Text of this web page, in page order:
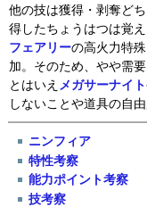
他の技は獲得・剥奪ど
得したちょうはつは覚
フェアリーの高火力特
加。そのため、やや需要
とはいえ メガサーナイト
しないことや道具の自
ニンフィア
特性考察
能力ポイント考察
技考察